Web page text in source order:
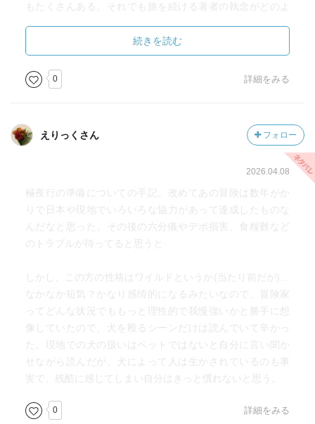
もたくさんある。それでも旅を続ける著者の執念がどのよ
続きを読む
0 詳細をみる
えりっくさん フォロー
2026.04.08
極夜行の準備についての手記。改めてあの冒険は数年がか
りで日本や現地でいろいろな協力があって達成したものな
んだなと思った。その後の六分儀やデポ損害、食糧難など
のトラブルが待ってると思うと
しかし、この方の性格はワイルドというか(当たり前だが)…
なかなか短気？かなり感情的になるみたいなので、冒険家
ってどんな状況でももっと理性的で我慢強いかと勝手に想
像していたので、犬を殴るシーンだけは読んでいて辛かっ
た。現地での犬の扱いはペットではないと自分に言い聞か
せながら読んだが、犬によって人は生かされているのも事
実で、残酷に感じてしまい自分はきっと慣れないと思う。
0 詳細をみる